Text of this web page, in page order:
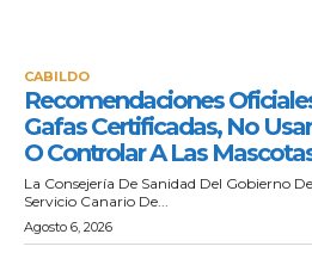
CABILDO
Recomendaciones
Gafas Certificadas, No
O Controlar A Las
La Consejería De Sanidad Del Gobierno
Servicio Canario De...
Agosto 6, 2026